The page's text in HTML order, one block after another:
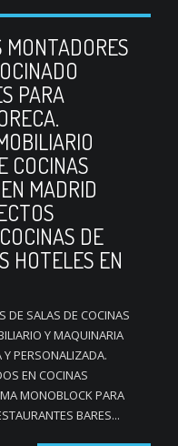
PARA
COCINAS
MADRID
DE
HOTELES EN
DE SALAS DE COCINAS
Y MAQUINARIA
PERSONALIZADA.
EN COCINAS
MONOBLOCK PARA
BARES...